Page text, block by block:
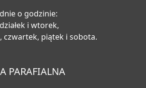
o godzinie:
i wtorek,
czwartek, piątek i sobota.
PARAFIALNA